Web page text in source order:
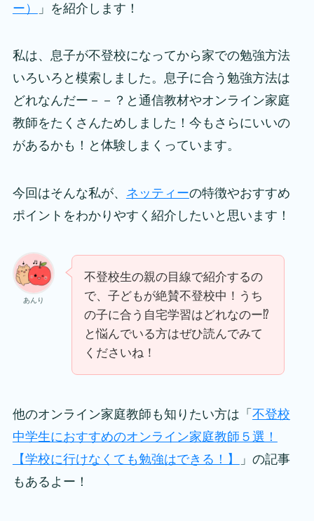
ー）
」を紹介します！
私は、息子が不登校になってから家での勉強方法
いろいろと模索しました。息子に合う勉強方法は
どれなんだー－－？と通信教材やオンライン家庭
教師をたくさんためしました！今もさらにいいの
があるかも！と体験しまくっています。
今回はそんな私が、 ネッティーの特徴やおすすめ
ポイントをわかりやすく紹介したいと思います！
あんり
不登校生の親の目線で紹介するの
で、子どもが絶賛不登校中！うち
の子に合う自宅学習はどれなのー⁉
と悩んでいる方はぜひ読んでみて
くださいね！
他のオンライン家庭教師も知りたい方は「 不登校
中学生におすすめのオンライン家庭教師５選！
【学校に行けなくても勉強はできる！】
」の記事
もあるよー！